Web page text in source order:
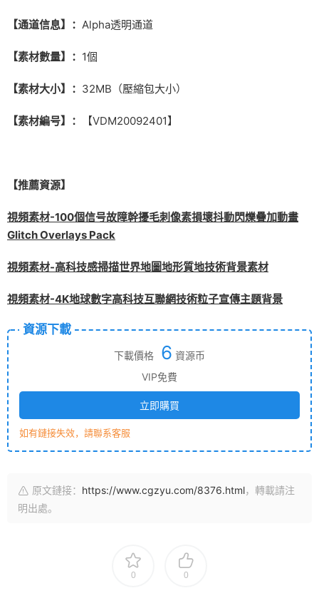
【通道信息】： Alpha透明通道
【素材數量】： 1個
【素材大小】： 32MB（壓縮包大小）
【素材編号】： 【VDM20092401】
【推薦資源】
視頻素材-100個信号故障幹擾毛刺像素損壞抖動閃爍疊加動畫
Glitch Overlays Pack
視頻素材-高科技感掃描世界地圖地形質地技術背景素材
視頻素材-4K地球數字高科技互聯網技術粒子宣傳主題背景
資源下載
下載價格 6 資源币
VIP免費
立即購買
如有鏈接失效，請聯系客服
原文鏈接： https://www.cgzyu.com/8376.html，轉載請注
明出處。
0 0